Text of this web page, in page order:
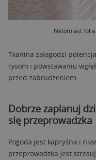
Natomiast
Tkanina załagodzi
rysom i powstawaniu
przed zabrudzeniem.
Dobrze zaplanuj
się przeprowadzka
Pogoda jest kapryśna i
przeprowadzka jest